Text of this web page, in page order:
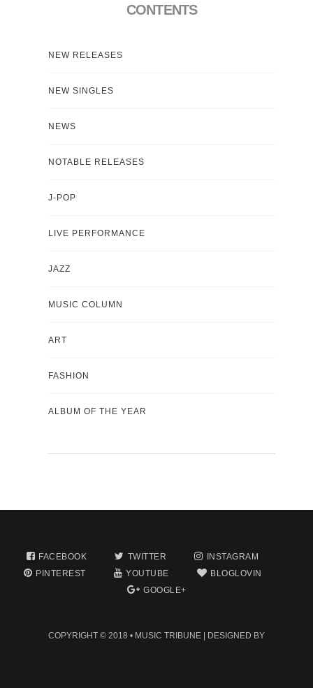
CONTENTS
NEW RELEASES
NEW SINGLES
NEWS
NOTABLE RELEASES
J-POP
LIVE PERFORMANCE
JAZZ
MUSIC COLUMN
ART
FASHION
ALBUM OF THE YEAR
FACEBOOK TWITTER
INSTAGRAM
PINTEREST
YOUTUBE
BLOGLOVIN
GOOGLE+
COPYRIGHT © 2018 • MUSIC TRIBUNE | DESIGNED BY